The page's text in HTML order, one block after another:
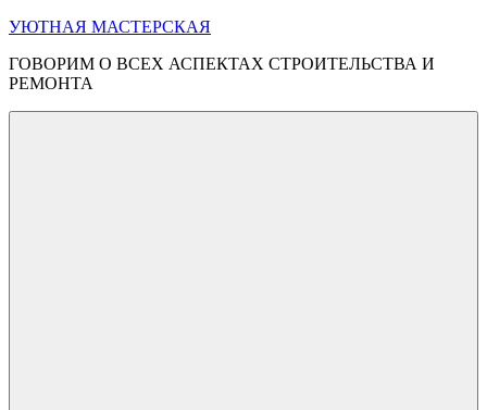
Перейти
содержимому
УЮТНАЯ МАСТЕРСКАЯ
ГОВОРИМ О ВСЕХ АСПЕКТАХ СТРОИТЕЛЬСТВА И
РЕМОНТА